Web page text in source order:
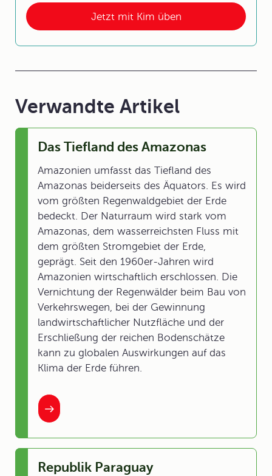
Jetzt mit Kim üben
Verwandte Artikel
Das Tiefland des Amazonas
Amazonien umfasst das Tiefland des
Amazonas beiderseits des Äquators. Es wird
vom größten Regenwaldgebiet der Erde
bedeckt. Der Naturraum wird stark vom
Amazonas, dem wasserreichsten Fluss mit
dem größten Stromgebiet der Erde,
geprägt. Seit den 1960er-Jahren wird
Amazonien wirtschaftlich erschlossen. Die
Vernichtung der Regenwälder beim Bau von
Verkehrswegen, bei der Gewinnung
landwirtschaftlicher Nutzfläche und der
Erschließung der reichen Bodenschätze
kann zu globalen Auswirkungen auf das
Klima der Erde führen.
Republik Paraguay